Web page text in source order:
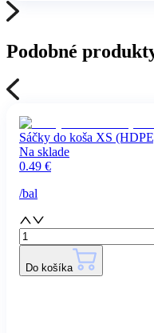
Podobné
Sáčky do koša XS
Na sklade
0.49 €
/bal
Do košíka